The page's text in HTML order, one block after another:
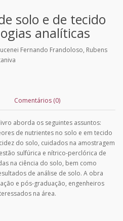
solo e de tecido
analíticas
Fernando Frandoloso, Rubens
Comentários (0)
aborda os seguintes assuntos:
de nutrientes no solo e em tecido
do solo, cuidados na amostragem
sulfúrica e nítrico-perclórica de
na ciência do solo, bem como
de análise de solo. A obra
e pós-graduação, engenheiros
na área.